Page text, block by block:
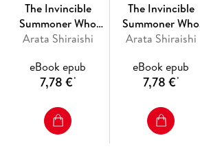
The Invincible
Summoner Who
Crawled Up from
Arata Shiraishi
eBook epub
7,78 €*
The Invincible
Summoner Who
Crawled Up from
Arata Shiraishi
eBook epub
7,78 €*